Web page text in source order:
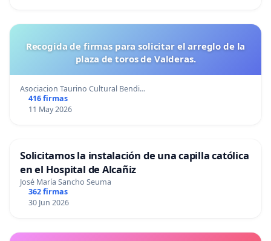
Recogida de firmas para solicitar el arreglo de la
plaza de toros de Valderas.
Asociacion Taurino Cultural Bendi…
416 firmas
11 May 2026
Solicitamos la instalación de una capilla católica
en el Hospital de Alcañiz
José María Sancho Seuma
362 firmas
30 Jun 2026